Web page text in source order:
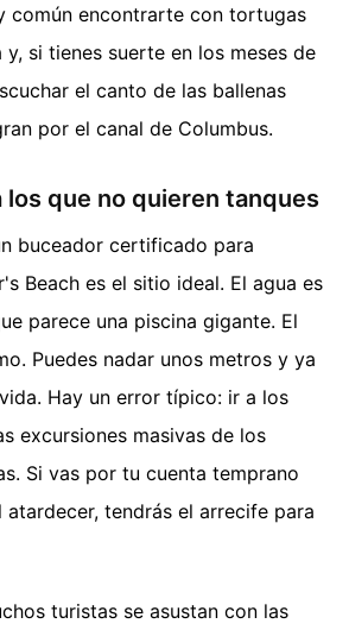
común encontrarte con tortugas
y, si tienes suerte en los meses de
el canto de las ballenas
por el canal de Columbus.
los que no quieren tanques
buceador certificado para
Beach es el sitio ideal. El agua es
parece una piscina gigante. El
Puedes nadar unos metros y ya
Hay un error típico: ir a los
excursiones masivas de los
Si vas por tu cuenta temprano
atardecer, tendrás el arrecife para
turistas se asustan con las